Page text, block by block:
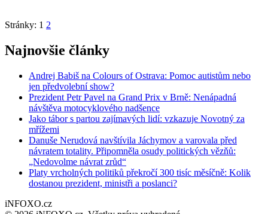
Stránky: 1 2
Najnovšie články
Andrej Babiš na Colours of Ostrava: Pomoc autistům nebo
jen předvolební show?
Prezident Petr Pavel na Grand Prix v Brně: Nenápadná
návštěva motocyklového nadšence
Jako tábor s partou zajímavých lidí: vzkazuje Novotný za
mřížemi
Danuše Nerudová navštívila Jáchymov a varovala před
návratem totality. Připomněla osudy politických vězňů:
„Nedovolme návrat zrůd“
Platy vrcholných politiků překročí 300 tisíc měsíčně: Kolik
dostanou prezident, ministři a poslanci?
iNFOXO.cz